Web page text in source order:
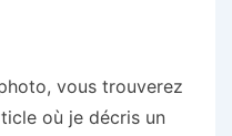
vous trouverez
où je décris un